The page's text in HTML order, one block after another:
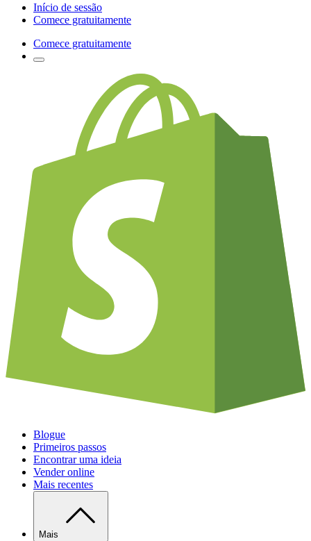
Início de sessão
Comece gratuitamente
Comece gratuitamente
Blogue
Primeiros passos
Encontrar uma ideia
Vender online
Mais recentes
Mais